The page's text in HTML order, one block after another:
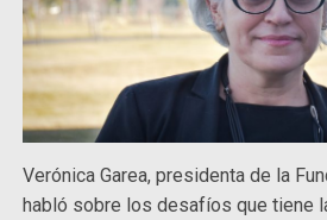
Verónica Garea, presidenta de la
habló sobre los desafíos que tiene